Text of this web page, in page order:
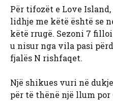
Për tifozët e Love
lidhje me këtë është se
këtë rrugë. Sezoni 7
u nisur nga vila pasi
fjalës N rishfaqet.
Një shikues vuri në
për të thënë një llum